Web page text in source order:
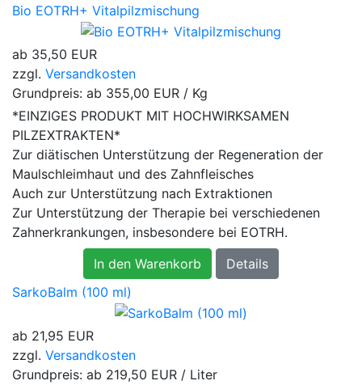
Bio EOTRH+ Vitalpilzmischung
ab 35,50 EUR
zzgl. Versandkosten
Grundpreis: ab 355,00 EUR / Kg
*EINZIGES PRODUKT MIT HOCHWIRKSAMEN
PILZEXTRAKTEN*
Zur diätischen Unterstützung der Regeneration der
Maulschleimhaut und des Zahnfleisches
Auch zur Unterstützung nach Extraktionen
Zur Unterstützung der Therapie bei verschiedenen
Zahnerkrankungen, insbesondere bei EOTRH.
In den Warenkorb
Details
SarkoBalm (100 ml)
ab 21,95 EUR
zzgl. Versandkosten
Grundpreis: ab 219,50 EUR / Liter